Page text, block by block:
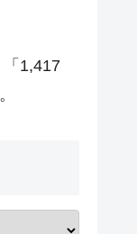
「1,417